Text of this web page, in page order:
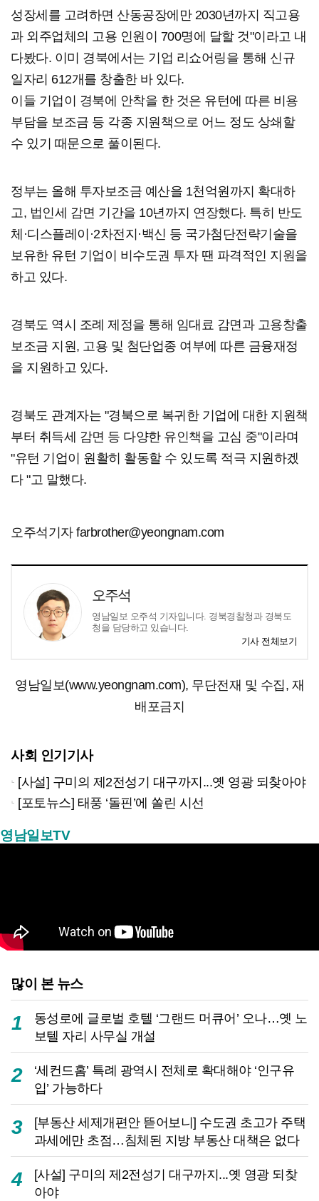
성장세를 고려하면 산동공장에만 2030년까지 직고용
과 외주업체의 고용 인원이 700명에 달할 것"이라고 내
다봤다. 이미 경북에서는 기업 리쇼어링을 통해 신규
일자리 612개를 창출한 바 있다.
이들 기업이 경북에 안착을 한 것은 유턴에 따른 비용
부담을 보조금 등 각종 지원책으로 어느 정도 상쇄할
수 있기 때문으로 풀이된다.
정부는 올해 투자보조금 예산을 1천억원까지 확대하
고, 법인세 감면 기간을 10년까지 연장했다. 특히 반도
체·디스플레이·2차전지·백신 등 국가첨단전략기술을
보유한 유턴 기업이 비수도권 투자 땐 파격적인 지원을
하고 있다.
경북도 역시 조례 제정을 통해 임대료 감면과 고용창출
보조금 지원, 고용 및 첨단업종 여부에 따른 금융재정
을 지원하고 있다.
경북도 관계자는 "경북으로 복귀한 기업에 대한 지원책
부터 취득세 감면 등 다양한 유인책을 고심 중"이라며
"유턴 기업이 원활히 활동할 수 있도록 적극 지원하겠
다 "고 말했다.
오주석기자 farbrother@yeongnam.com
오주석
영남일보 오주석 기자입니다. 경북경찰청과 경북도
청을 담당하고 있습니다.
기사 전체보기
영남일보(www.yeongnam.com), 무단전재 및 수집, 재
배포금지
사회 인기기사
[사설] 구미의 제2전성기 대구까지...옛 영광 되찾아야
[포토뉴스] 태풍 ‘돌핀’에 쏠린 시선
영남일보TV
많이 본 뉴스
1
동성로에 글로벌 호텔 ‘그랜드 머큐어’ 오나…옛 노
보텔 자리 사무실 개설
2
‘세컨드홈’ 특례 광역시 전체로 확대해야 ‘인구유
입’ 가능하다
3
[부동산 세제개편안 뜯어보니] 수도권 초고가 주택
과세에만 초점…침체된 지방 부동산 대책은 없다
4
[사설] 구미의 제2전성기 대구까지...옛 영광 되찾
아야